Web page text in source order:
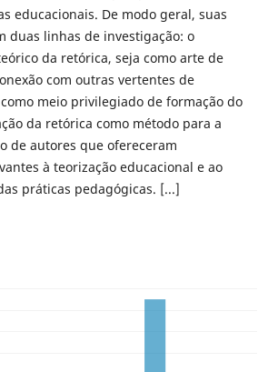
educacionais. De modo geral, suas
duas linhas de investigação: o
da retórica, seja como arte de
com outras vertentes de
meio privilegiado de formação do
da retórica como método para a
de autores que ofereceram
à teorização educacional e ao
práticas pedagógicas. [...]